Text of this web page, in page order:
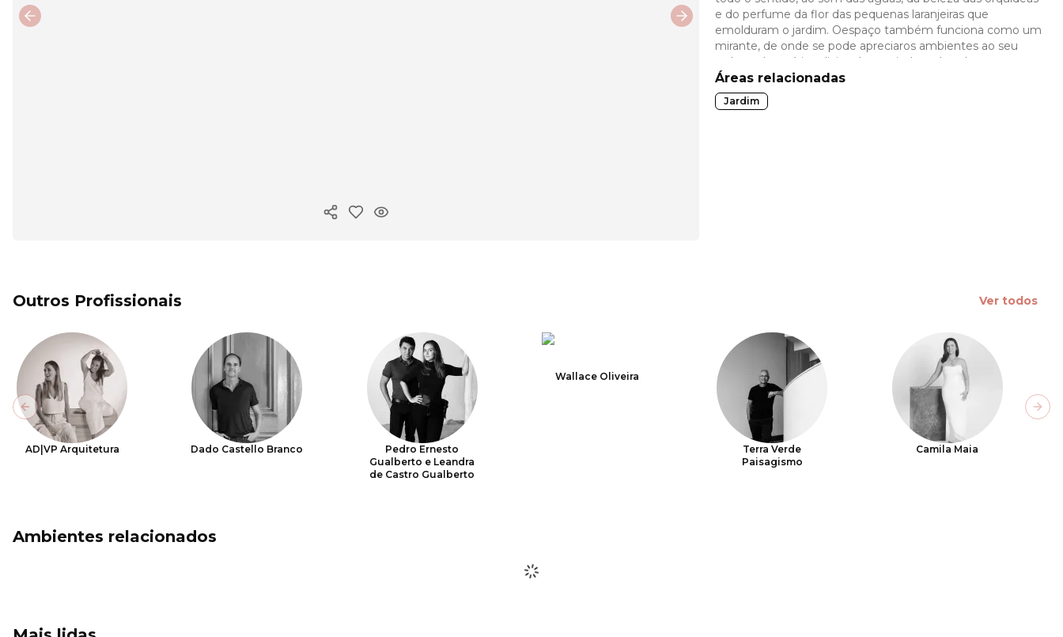
Copiar link
Previous slide Next slide
e do perfume da flor das pequenas laranjeiras que
emolduram o jardim. Oespaço também funciona como um
mirante, de onde se pode apreciaros ambientes ao seu
redor, e é cenário adicional a partir de todos eles.
Áreas relacionadas
Jardim
Outros Profissionais Ver todos
AD|VP Arquitetura Dado Castello Branco
Pedro Ernesto
Gualberto e Leandra
de Castro Gualberto
Wallace Oliveira
Terra Verde
Paisagismo
Camila Maia
Previous slide
Ambientes relacionados